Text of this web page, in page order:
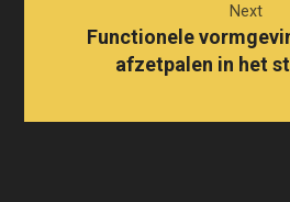
Next
Functionele
afzetpalen in het